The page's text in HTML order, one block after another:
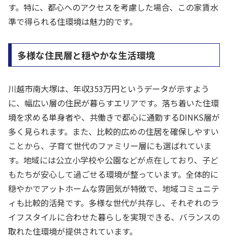
す。特に、都心へのアクセスを考慮した場合、この家賃水
準で得られる住環境は魅力的です。
多様な住民層と穏やかな生活環境
川越市南大塚は、年収353万円というデータが示すよう
に、幅広い層の住民が暮らすエリアです。落ち着いた住環
境を求める単身者や、共働きで都心に通勤するDINKS層が
多く見られます。また、比較的広めの住居を確保しやすい
ことから、子育て世代のファミリー層にも選ばれていま
す。地域には公立小学校や公園などが点在しており、子ど
もたちが安心して過ごせる環境が整っています。全体的に
穏やかでアットホームな雰囲気が特徴で、地域コミュニテ
ィも比較的活発です。多様な世代が共存し、それぞれのラ
イフスタイルに合わせた暮らしを実現できる、バランスの
取れた住環境が提供されています。